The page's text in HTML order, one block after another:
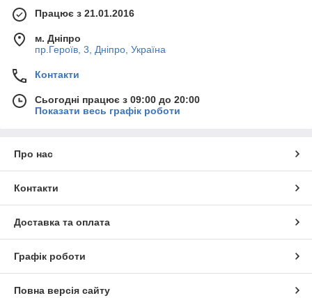
Працює з 21.01.2016
м. Дніпро
пр.Героїв, 3, Дніпро, Україна
Контакти
Сьогодні працює з 09:00 до 20:00
Показати весь графік роботи
Про нас
Контакти
Доставка та оплата
Графік роботи
Повна версія сайту